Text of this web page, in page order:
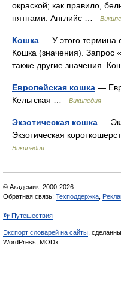
окраской; как правило,
пятнами. Английс …
Кошка — У этого термина
Кошка (значения). Запрос
также другие значения.
Европейская кошка —
Кельтская …
Википедия
Экзотическая кошка —
Экзотическая
Википедия
© Академик, 2000-2026
Обратная связь: Техподдержка
👣 Путешествия
Экспорт словарей на сайты ,
WordPress, MODx.